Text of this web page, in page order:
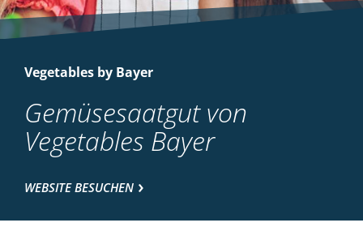
Vegetables by Bayer
Gemüsesaatgut von
Vegetables Bayer
WEBSITE BESUCHEN